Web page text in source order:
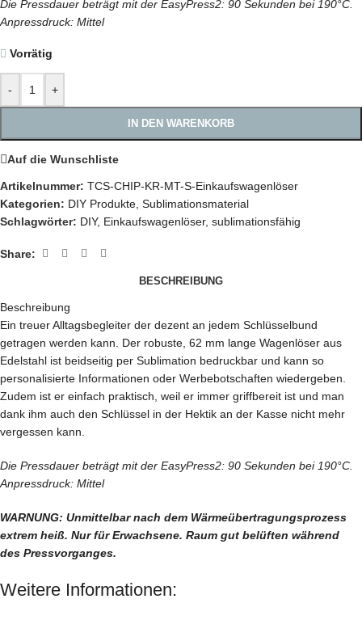
Die Pressdauer beträgt mit der EasyPress2: 90 Sekunden bei 190°C.
Anpressdruck: Mittel
Vorrätig
- +
IN DEN WARENKORB
Auf die Wunschliste
Artikelnummer: TCS-CHIP-KR-MT-S-Einkaufswagenlöser
Kategorien: DIY Produkte, Sublimationsmaterial
Schlagwörter: DIY, Einkaufswagenlöser, sublimationsfähig
Share:
BESCHREIBUNG
Beschreibung
Ein treuer Alltagsbegleiter der dezent an jedem Schlüsselbund
getragen werden kann. Der robuste, 62 mm lange Wagenlöser aus
Edelstahl ist beidseitig per Sublimation bedruckbar und kann so
personalisierte Informationen oder Werbebotschaften wiedergeben.
Zudem ist er einfach praktisch, weil er immer griffbereit ist und man
dank ihm auch den Schlüssel in der Hektik an der Kasse nicht mehr
vergessen kann.
Die Pressdauer beträgt mit der EasyPress2: 90 Sekunden bei 190°C.
Anpressdruck: Mittel
WARNUNG: Unmittelbar nach dem Wärmeübertragungsprozess
extrem heiß. Nur für Erwachsene. Raum gut belüften während
des Pressvorganges.
Weitere Informationen: